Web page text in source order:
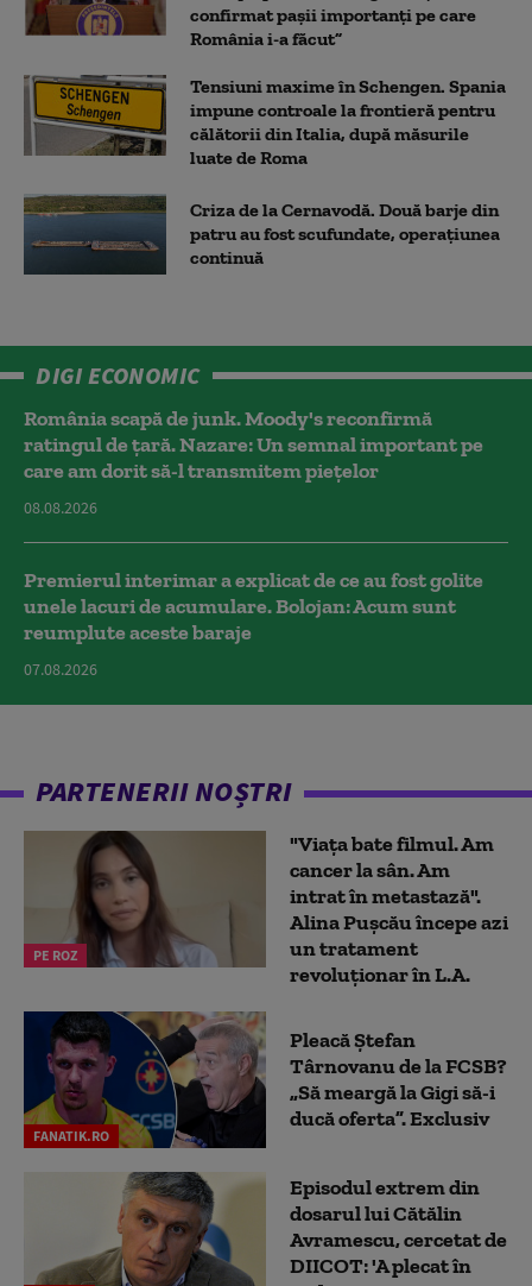
confirmat pașii importanți pe care
România i-a făcut”
Tensiuni maxime în Schengen. Spania
impune controale la frontieră pentru
călătorii din Italia, după măsurile
luate de Roma
Criza de la Cernavodă. Două barje din
patru au fost scufundate, operațiunea
continuă
DIGI ECONOMIC
România scapă de junk. Moody's reconfirmă
ratingul de țară. Nazare: Un semnal important pe
care am dorit să-l transmitem piețelor
08.08.2026
Premierul interimar a explicat de ce au fost golite
unele lacuri de acumulare. Bolojan: Acum sunt
reumplute aceste baraje
07.08.2026
PARTENERII NOȘTRI
PE ROZ
"Viața bate filmul. Am
cancer la sân. Am
intrat în metastază".
Alina Pușcău începe azi
un tratament
revoluționar în L.A.
FANATIK.RO
Pleacă Ștefan
Târnovanu de la FCSB?
„Să meargă la Gigi să-i
ducă oferta”. Exclusiv
Episodul extrem din
dosarul lui Cătălin
Avramescu, cercetat de
DIICOT: 'A plecat în